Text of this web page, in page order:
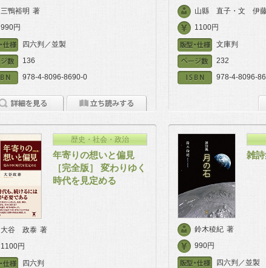
三鴨裕明 著
990円
四六判／並製
136
978-4-8096-8690-0
山縣 直子・文 伊
1100円
文庫判
232
978-4-8096-
歴史・社会・政治
年寄りの想いと偏見
［完全版］ 変わりゆく
時代を見定める
大谷 政泰 著
1100円
四六判
雑
鈴木稜紀 著
990円
四六判／並製